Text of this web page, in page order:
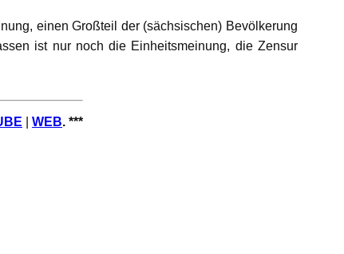
einen Großteil der (sächsischen) Bevölkerung
ist nur noch die Einheitsmeinung, die Zensur
WEB. ***